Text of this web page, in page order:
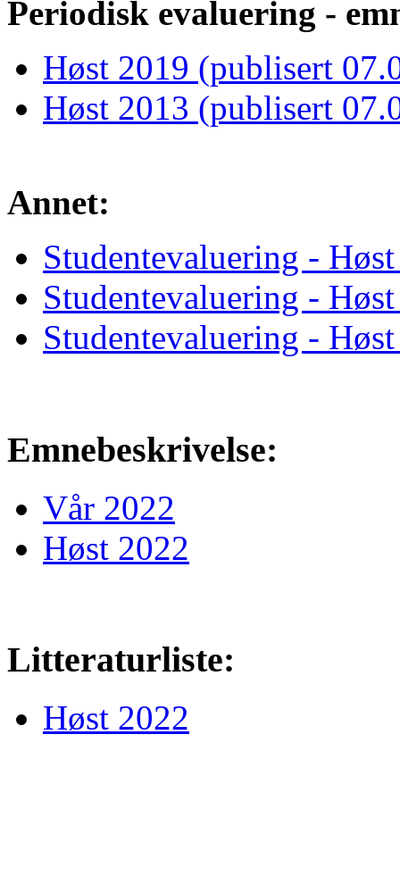
Periodisk evaluering -
Høst 2019 (publisert
Høst 2013 (publisert
Annet:
Studentevaluering -
Studentevaluering -
Studentevaluering -
Emnebeskrivelse:
Vår 2022
Høst 2022
Litteraturliste:
Høst 2022